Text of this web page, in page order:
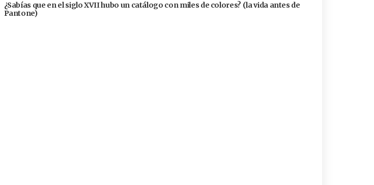
¿Sabías que en el siglo XVII hubo un catálogo con miles de colores? (la vida antes de
Pantone)